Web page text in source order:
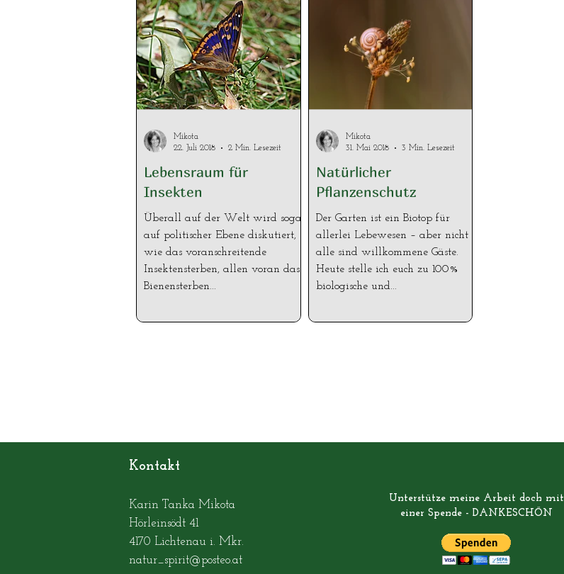
Lebensraum für
Insekten
Überall auf der Welt wird sogar
auf politischer Ebene diskutiert,
wie das voranschreitende
Insektensterben, allen voran das
Bienensterben...
Mikota
22. Juli 2018
2 Min. Lesezeit
Natürlicher
Pflanzenschutz
Der Garten ist ein Biotop für
allerlei Lebewesen – aber nicht
alle sind willkommene Gäste.
Heute stelle ich euch zu 100%
biologische und...
Mikota
31. Mai 2018
3 Min. Lesezeit
Kontakt
Karin Tanka Mikota
Hörleinsödt 41
4170 Lichtenau i. Mkr.
natur_spirit@posteo.at
Unterstütze meine Arbeit doch mit
einer Spende - DANKESCHÖN